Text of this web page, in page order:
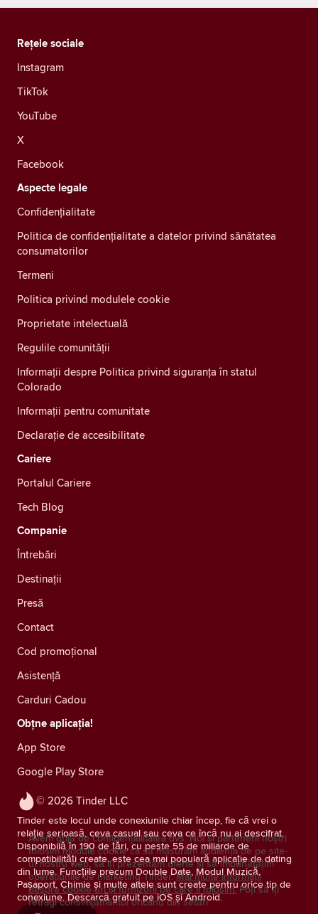
© 2026 Tinder LLC
Tinder este locul unde conexiunile chiar încep, fie că vrei o
relație serioasă, ceva casual sau ceva ce încă nu ai descifrat.
Disponibilă în 190 de țări, cu peste 55 de miliarde de
compatibilități create, este cea mai populară aplicație de dating
din lume. Funcțiile precum Double Date, Modul Muzică,
Pașaport, Chimie și multe altele sunt create pentru orice tip de
conexiune. Descarcă gratuit pe iOS și Android.
Rețele sociale
Instagram
TikTok
YouTube
X
Facebook
Aspecte legale
Confidenţialitate
Politica de confidențialitate a datelor privind sănătatea
consumatorilor
Termeni
Politica privind modulele cookie
Proprietate intelectuală
Regulile comunității
Informații despre Politica privind siguranța în statul
Colorado
Informații pentru comunitate
Declarație de accesibilitate
Cariere
Portalul Cariere
Tech Blog
Companie
Întrebări
Destinații
Presă
Contact
Cod promoțional
Asistență
Carduri Cadou
Obțne aplicația!
App Store
Google Play Store
Avem grijă de confidențialitatea dvs. Noi și partenerii noștri
folosim module cookie ca să măsurăm audiența de pe site-
ul nostru web, să îți prezentăm oferte și să îmbunătățim
operațiunile de marketing Tinder. Mai multe informații
despre cookie-uri și furnizorii pe care îi folosim. Poți să îți
retragi consimţământul oricând din setări.